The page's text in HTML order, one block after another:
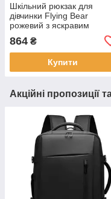
Шкільний рюкзак для
дівчинки Flying Bear
рожевий з яскравим
ранець для початкової
школи LZ
864 ₴
Купити
Акційні пропозиції